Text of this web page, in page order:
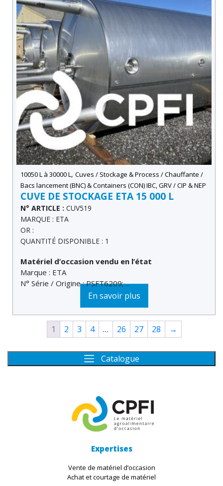
Catalogue
10050 L à 30000 L , Cuves / Stockage & Process / Chauffante /
Bacs lancement (BNC) & Containers (CON) IBC, GRV / CIP & NEP
CUVE DE STOCKAGE ETA 15 000 L
N° ARTICLE : CUV519
MARQUE : ETA
OR :
QUANTITÉ DISPONIBLE : 1
En savoir plus
Matériel d’occasion vendu en l’état
Marque : ETA
N° Série / Origine : PSFT6209; ...
1 2 3 4 … 26 27 28 →
Expertises
Vente de matériel d’occasion
Achat et courtage de matériel